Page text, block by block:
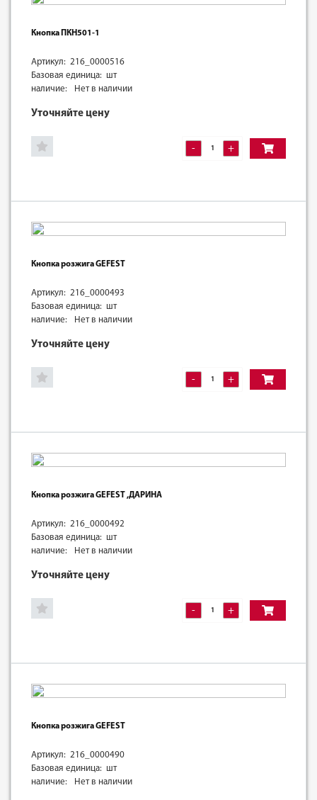
Кнопка ПКН501-1
Артикул: 216_0000516
Базовая единица: шт
наличие:
Нет в наличии
Уточняйте цену
- +
Кнопка розжига GEFEST
Артикул: 216_0000493
Базовая единица: шт
наличие:
Нет в наличии
Уточняйте цену
- +
Кнопка розжига GEFEST ,ДАРИНА
Артикул: 216_0000492
Базовая единица: шт
наличие:
Нет в наличии
Уточняйте цену
- +
Кнопка розжига GEFEST
Артикул: 216_0000490
Базовая единица: шт
наличие:
Нет в наличии